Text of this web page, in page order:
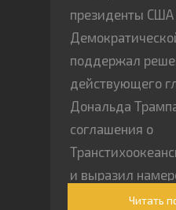
президенты США
поддержал
действующего
Дональда
соглашения о
и выразил
сотрудничать с
Читать